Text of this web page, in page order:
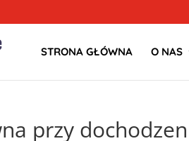
STRONA GŁÓWNA O NAS
przy